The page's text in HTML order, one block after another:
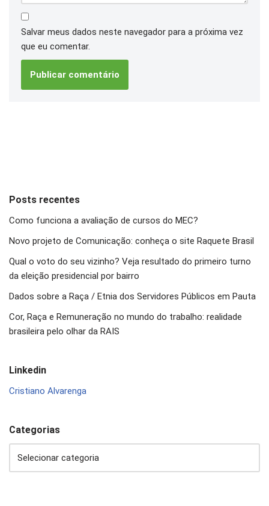
Salvar meus dados neste navegador para a próxima vez
que eu comentar.
Posts recentes
Como funciona a avaliação de cursos do MEC?
Novo projeto de Comunicação: conheça o site Raquete Brasil
Qual o voto do seu vizinho? Veja resultado do primeiro turno
da eleição presidencial por bairro
Dados sobre a Raça / Etnia dos Servidores Públicos em Pauta
Cor, Raça e Remuneração no mundo do trabalho: realidade
brasileira pelo olhar da RAIS
Linkedin
Cristiano Alvarenga
Categorias